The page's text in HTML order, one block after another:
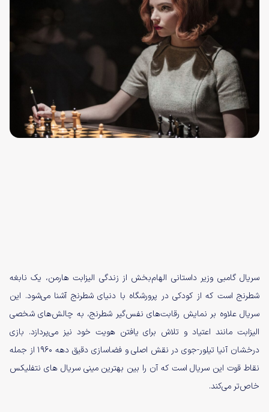
سریال گامبی وزیر داستانی الهام‌بخش از زندگی الیزابت هارمن، یک نابغه
شطرنج است که از کودکی در پرورشگاه با دنیای شطرنج آشنا می‌شود. این
سریال علاوه بر نمایش رقابت‌های نفس‌گیر شطرنج، به چالش‌های شخصی
الیزابت مانند اعتیاد و تلاش برای یافتن هویت خود نیز می‌پردازد. بازی
درخشان آنیا تیلور-جوی در نقش اصلی و فضاسازی دقیق دهه ۱۹۶۰ از جمله
نقاط قوت این سریال است که آن را بین بهترین مینی سریال های نتفلیکس
خاص‌تر می‌کند.